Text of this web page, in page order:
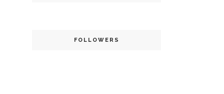
FOLLOWERS